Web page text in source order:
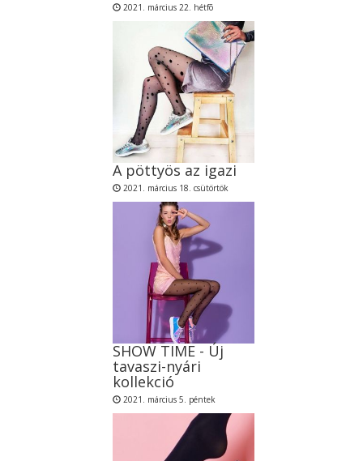
2021. március 22. hétfõ
A pöttyös az igazi
2021. március 18. csütörtök
SHOW TIME - Új
tavaszi-nyári
kollekció
2021. március 5. péntek